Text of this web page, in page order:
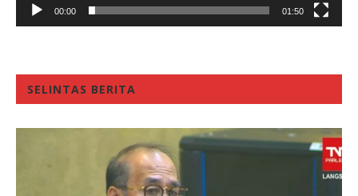
00:00 01:50
SELINTAS BERITA